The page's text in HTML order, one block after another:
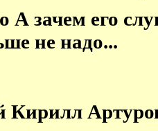
А зачем его
не надо...
Кирилл